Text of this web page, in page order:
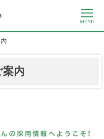
MENU
案内